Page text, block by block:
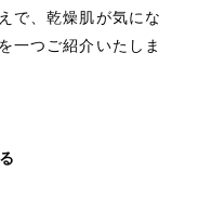
で、乾燥肌が気にな
一つご紹介いたしま